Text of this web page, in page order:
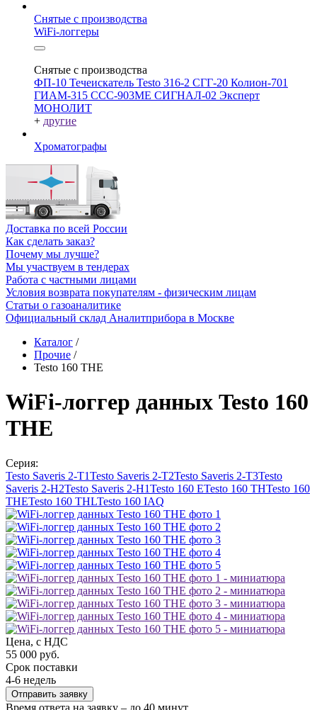
Снятые с производства
WiFi-логгеры
Снятые с производства
ФП-10 Течеискатель Testo 316-2 СГГ-20 Колион-701
ГИАМ-315 ССС-903МЕ СИГНАЛ-02 Эксперт
МОНОЛИТ
+ другие
Хроматографы
Доставка по всей России
Как сделать заказ?
Почему мы лучше?
Мы участвуем в тендерах
Работа с частными лицами
Условия возврата покупателям - физическим лицам
Статьи о газоаналитике
Официальный склад Аналитприбора в Москве
Каталог /
Прочие /
Testo 160 THE
WiFi-логгер данных Testo 160
THE
Серия:
Testo Saveris 2-T1Testo Saveris 2-T2Testo Saveris 2-T3Testo
Saveris 2-H2Testo Saveris 2-H1Testo 160 ETesto 160 THTesto 160
THETesto 160 THLTesto 160 IAQ
Цена, с НДС
55 000 руб.
Срок поставки
4-6 недель
Отправить заявку
Время ответа на заявку – до 40 минут